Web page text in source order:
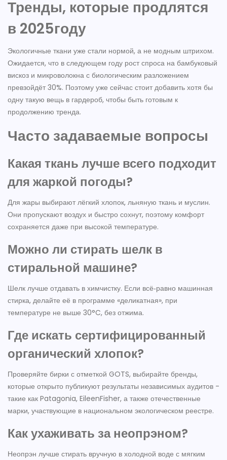
Тренды, которые продлятся
в 2025году
Экологичные ткани уже стали нормой, а не модным штрихом.
Ожидается, что в следующем году рост спроса на бамбуковый
вискоз и микроволокна с биологическим разложением
превзойдёт 30%. Поэтому уже сейчас стоит добавить хотя бы
одну такую вещь в гардероб, чтобы быть готовым к
продолжению тренда.
Часто задаваемые вопросы
Какая ткань лучше всего подходит
для жаркой погоды?
Для жары выбирают лёгкий хлопок, льняную ткань и муслин.
Они пропускают воздух и быстро сохнут, поэтому комфорт
сохраняется даже при высокой температуре.
Можно ли стирать шелк в
стиральной машине?
Шелк лучше отдавать в химчистку. Если всё‑равно машинная
стирка, делайте её в программе «деликатная», при
температуре не выше 30°C, без отжима.
Где искать сертифицированный
органический хлопок?
Проверяйте бирки с отметкой GOTS, выбирайте бренды,
которые открыто публикуют результаты независимых аудитов -
такие как Patagonia, EileenFisher, а также отечественные
марки, участвующие в национальном экологическом реестре.
Как ухаживать за неопрэном?
Неопрэн лучше стирать вручную в холодной воде с мягким